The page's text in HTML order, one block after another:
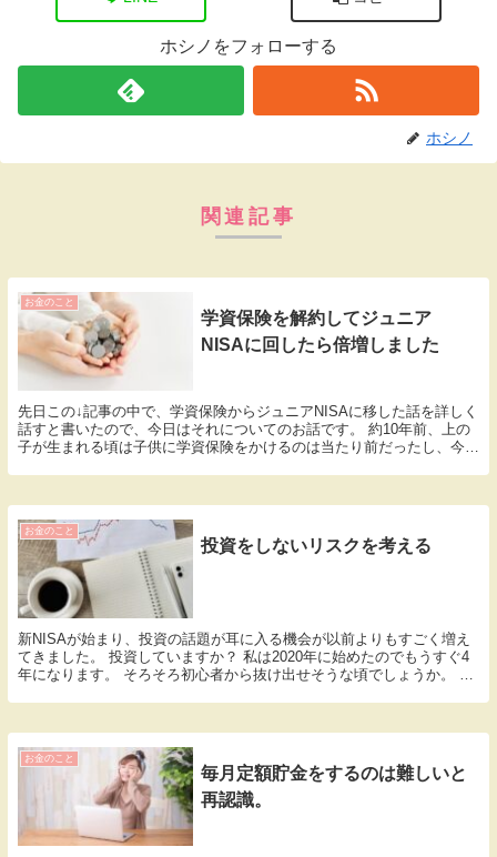
ホシノをフォローする
ホシノ
関連記事
お金のこと
学資保険を解約してジュニア
NISAに回したら倍増しました
先日この↓記事の中で、学資保険からジュニアNISAに移した話を詳しく
話すと書いたので、今日はそれについてのお話です。 約10年前、上の
子が生まれる頃は子供に学資保険をかけるのは当たり前だったし、今の
お金のこと
投資をしないリスクを考える
新NISAが始まり、投資の話題が耳に入る機会が以前よりもすごく増え
てきました。 投資していますか？ 私は2020年に始めたのでもうすぐ4
年になります。 そろそろ初心者から抜け出せそうな頃でしょうか。 お
お金のこと
毎月定額貯金をするのは難しいと
再認識。